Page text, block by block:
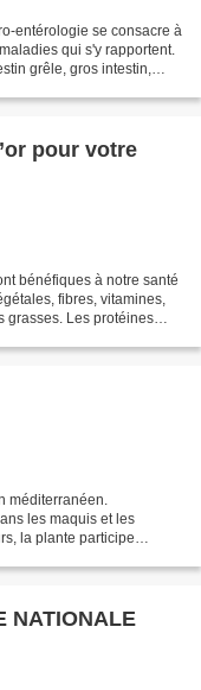
entérologie se consacre à
qui s'y rapportent.
grêle, gros intestin,
pour votre
bénéfiques à notre santé
fibres, vitamines,
grasses. Les protéines
méditerranéen.
les maquis et les
la plante participe
NATIONALE